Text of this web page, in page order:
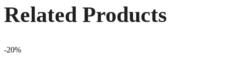
Related Products
-20%